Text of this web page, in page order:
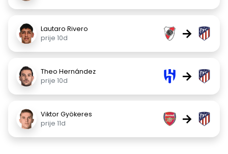
Lautaro Rivero
prije 10d
→
Theo Hernández
prije 10d
→
Viktor Gyökeres
prije 11d
→